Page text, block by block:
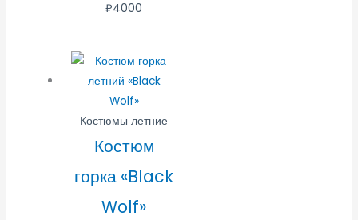
₽4000
Костюмы летние
Костюм
горка «Black
Wolf»